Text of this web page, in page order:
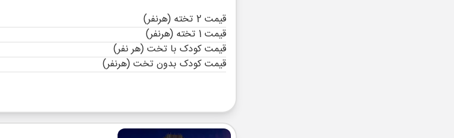
قیمت 2 تخته (هرنفر)
قیمت 1 تخته (هرنفر)
قیمت کودک با تخت (هر نفر)
قیمت کودک بدون تخت (هرنفر)